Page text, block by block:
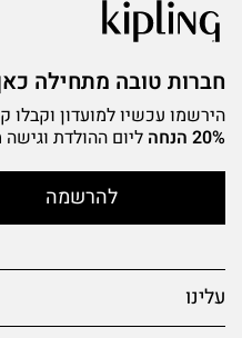
חברות טובה מתחילה
הירשמו עכשיו למועדון וקבלו
20% הנחה
ליום ההולדת
להרשמה
עלינו